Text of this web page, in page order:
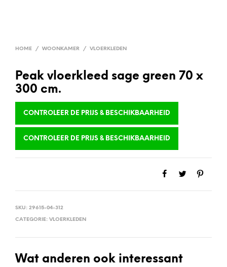
HOME / WOONKAMER / VLOERKLEDEN
Peak vloerkleed sage green 70 x
300 cm.
CONTROLEER DE PRIJS & BESCHIKBAARHEID
CONTROLEER DE PRIJS & BESCHIKBAARHEID
SKU: 29615-04-312
CATEGORIE: VLOERKLEDEN
Wat anderen ook interessant